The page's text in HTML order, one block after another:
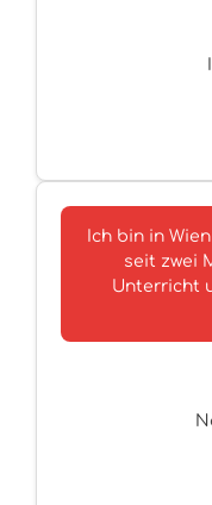
Ich bin in
seit zwei
Unterricht